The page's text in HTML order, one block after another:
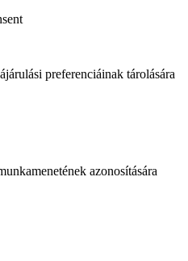
preferenciáinak tárolására
azonosítására